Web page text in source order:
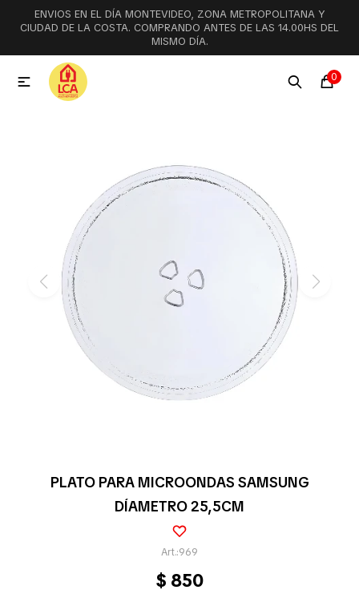
ENVIOS EN EL DÍA MONTEVIDEO, ZONA METROPOLITANA Y
CIUDAD DE LA COSTA. COMPRANDO ANTES DE LAS 14.00HS DEL
MISMO DÍA.
0

PLATO PARA MICROONDAS SAMSUNG
DÍAMETRO 25,5CM
969
$ 850
MI CUENTA
Menú
Lavadoras y lavavajillas
Secarropas
Refrigeración